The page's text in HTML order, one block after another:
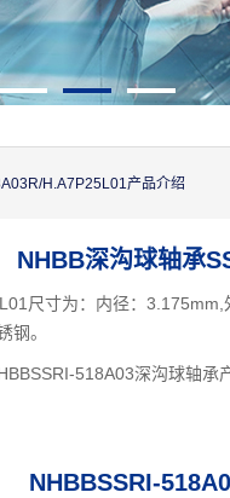
H.A7P25L01产品介绍
NHBB深沟球轴承
尺寸为：内径：
钢。
518A03深沟球轴
NHBBSSRI-